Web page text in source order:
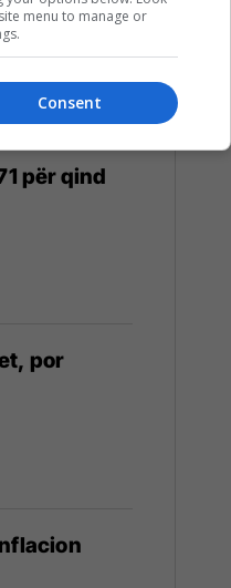
për qind
por
menu to manage or
Consent